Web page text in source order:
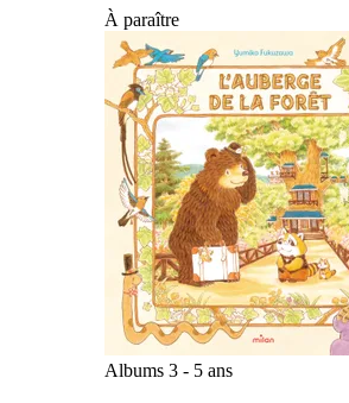
À paraître
Albums 3 - 5 ans